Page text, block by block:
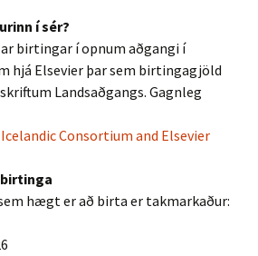
í sér?
birtingar í opnum aðgangi í
hjá Elsevier þar sem birtingagjöld
Landsaðgangs. Gagnleg
Consortium and Elsevier
hægt er að birta er takmarkaður: